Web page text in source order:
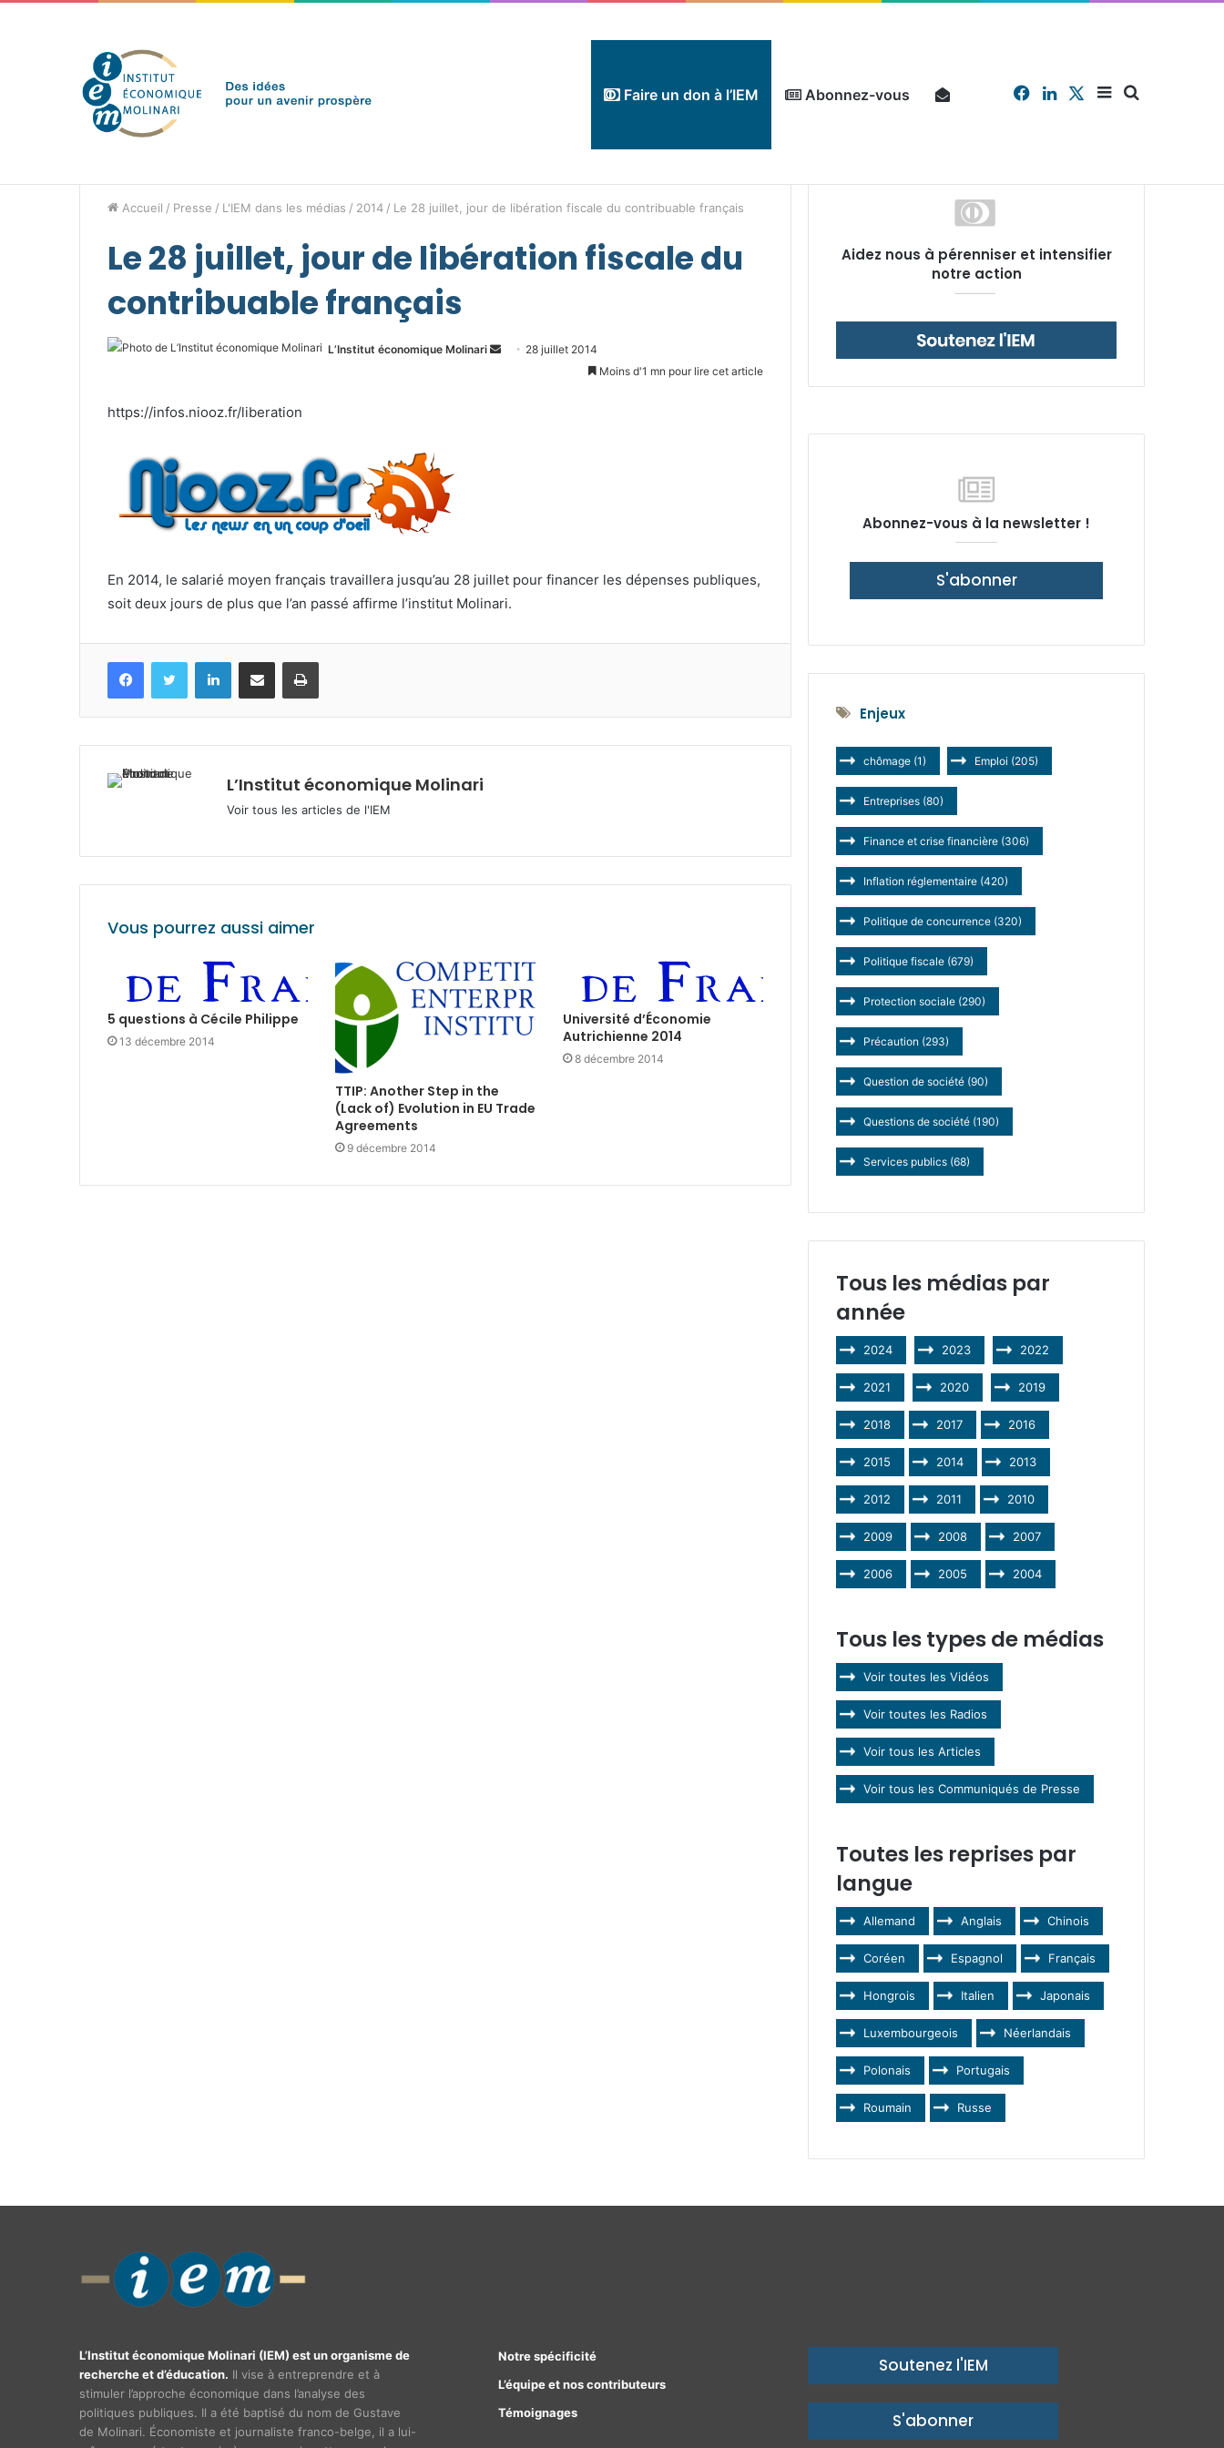
Faire un don à l’IEM Abonnez-vous Sidebar
X
Linkedin
Facebook
Accueil / Presse / L'IEM dans les médias / 2014 / Le 28 juillet, jour de libération fiscale du contribuable français
Le 28 juillet, jour de libération fiscale du
contribuable français
L’Institut économique Molinari
Envoyer28 juillet 2014
Moins d'1 mn pour lire cet article
https://infos.niooz.fr/liberation
En 2014, le salarié moyen français travaillera jusqu’au 28 juillet pour financer les dépenses publiques,
soit deux jours de plus que l’an passé affirme l’institut Molinari.
FacebookTwitter LinkedinPartagez par mail Imprimez
L’Institut économique Molinari
Voir tous les articles de l'IEM
Vous pourrez aussi aimer
5 questions à Cécile Philippe
13 décembre 2014
TTIP: Another Step in the
(Lack of) Evolution in EU Trade
Agreements
9 décembre 2014
Université d’Économie
Autrichienne 2014
8 décembre 2014
Aidez nous à pérenniser et intensifier
notre action
Abonnez-vous à la newsletter !
S'abonner
Enjeux
chômage (1) Emploi (205)
Entreprises (80)
Finance et crise financière (306)
Inflation réglementaire (420)
Politique de concurrence (320)
Politique fiscale (679)
Protection sociale (290)
Précaution (293)
Question de société (90)
Questions de société (190)
Services publics (68)
Tous les médias par
année
2024 2023 2022
2021 2020 2019
2018 2017 2016
2015 2014 2013
2012 2011 2010
2009 2008 2007
2006 2005 2004
Tous les types de médias
Voir toutes les Vidéos
Voir toutes les Radios
Voir tous les Articles
Voir tous les Communiqués de Presse
Toutes les reprises par
langue
Allemand Anglais Chinois
Coréen Espagnol Français
Hongrois Italien Japonais
Luxembourgeois Néerlandais
Polonais Portugais
Roumain Russe
L’Institut économique Molinari (IEM) est un organisme de
recherche et d’éducation. Il vise à entreprendre et à
stimuler l’approche économique dans l’analyse des
politiques publiques. Il a été baptisé du nom de Gustave
de Molinari. Économiste et journaliste franco-belge, il a lui-
Notre spécificité
L’équipe et nos contributeurs
Témoignages
Soutenez l'IEM
S'abonner